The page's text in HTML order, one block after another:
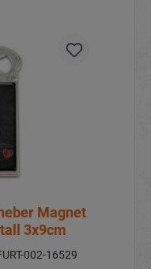
Magnet
3x9cm
002-16529